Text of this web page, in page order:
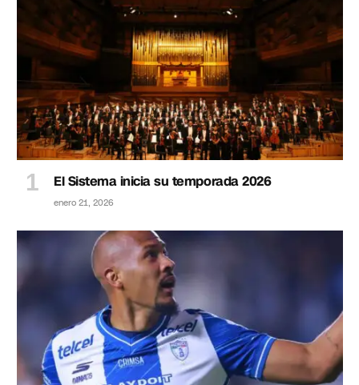
El Sistema inicia su temporada 2026
enero 21, 2026